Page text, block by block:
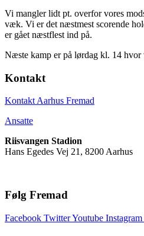
Vi mangler lidt pt. overfor vores
væk. Vi er det næstmest scorende
er gået næstflest ind på.
Næste kamp er på lørdag kl. 14
Kontakt
Kontakt Aarhus Fremad
Ansatte
Riisvangen Stadion
Hans Egedes Vej 21, 8200 Aarhus
Følg Fremad
Facebook TwitterYoutube Instagram